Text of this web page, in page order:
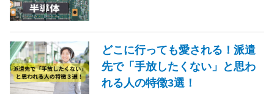
どこに行っても愛される！派遣
先で「手放したくない」と思わ
れる人の特徴3選！